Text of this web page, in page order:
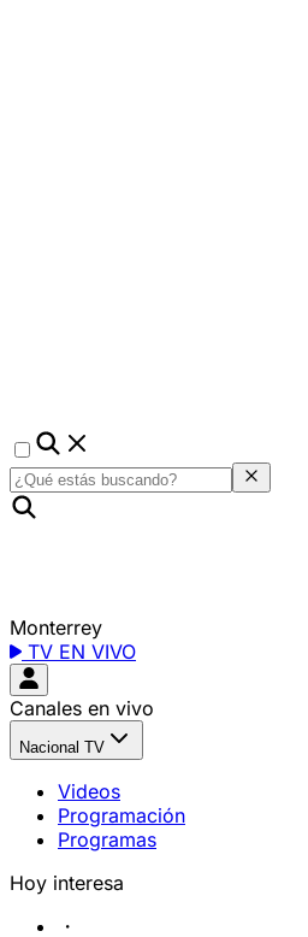
Monterrey
TV EN VIVO
Canales en vivo
Nacional TV
Videos
Programación
Programas
Hoy interesa